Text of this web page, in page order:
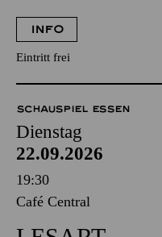
INFO
Eintritt frei
SCHAUSPIEL ESSEN
Dienstag
22.09.2026
19:30
Café Central